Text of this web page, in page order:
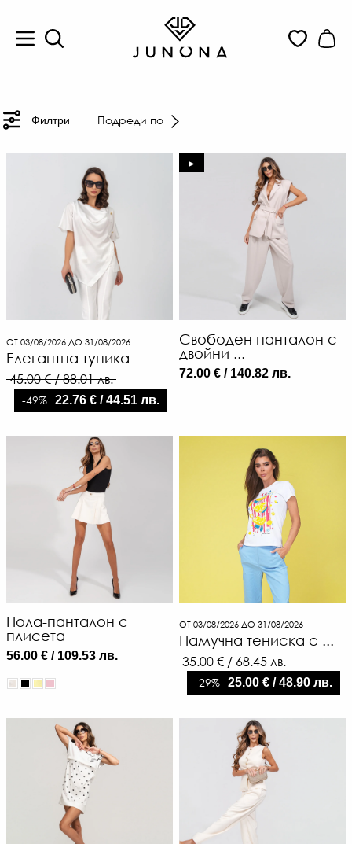
€
Филтри Подреди по
ОТ 03/08/2026 ДО 31/08/2026
Елегантна туника
45.00 € / 88.01 лв.
-49% 22.76 € / 44.51 лв.
►
Свободен панталон с
двойни ...
72.00 € / 140.82 лв.
Пола-панталон с
плисета
56.00 € / 109.53 лв.
ОТ 03/08/2026 ДО 31/08/2026
Памучна тениска с ...
35.00 € / 68.45 лв.
-29% 25.00 € / 48.90 лв.